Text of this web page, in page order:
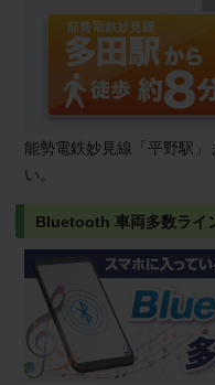
能勢電鉄妙見線「平野駅
い。
Bluetooth ⾞両多数ライ